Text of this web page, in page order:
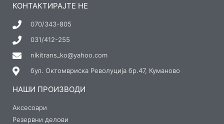
КОНТАКТИРАЈТЕ НЕ
070/343-805
031/412-255
nikitrans_ko@yahoo.com
бул. Октомвриска Револуција бр.47, Куманово
НАШИ ПРОИЗВОДИ
Аксесоари
Резервни делови